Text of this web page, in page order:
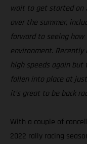
wait to get started on
over the summer,
forward to seeing how
environment.
high speeds again but
fallen into place at
it’s great to be back
With a couple of
2022 rally racing